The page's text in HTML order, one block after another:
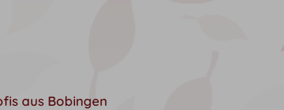
aus Bobingen